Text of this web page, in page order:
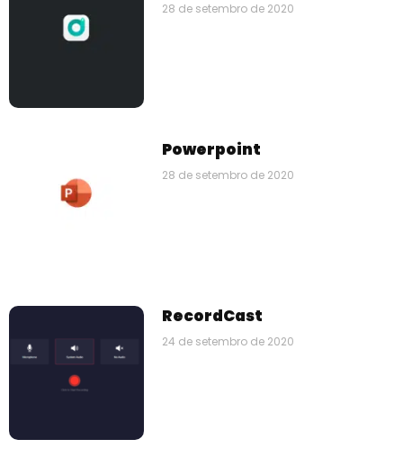
28 de setembro de 2020
Powerpoint
28 de setembro de 2020
RecordCast
24 de setembro de 2020